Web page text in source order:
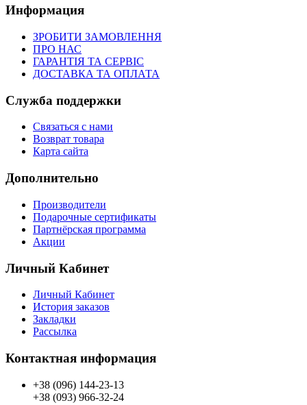
Информация
ЗРОБИТИ ЗАМОВЛЕННЯ
ПРО НАС
ГАРАНТІЯ ТА СЕРВІС
ДОСТАВКА ТА ОПЛАТА
Служба поддержки
Связаться с нами
Возврат товара
Карта сайта
Дополнительно
Производители
Подарочные сертификаты
Партнёрская программа
Акции
Личный Кабинет
Личный Кабинет
История заказов
Закладки
Рассылка
Контактная информация
+38 (096) 144-23-13
+38 (093) 966-32-24